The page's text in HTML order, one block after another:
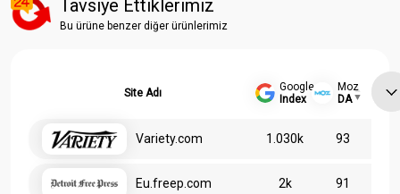
Tavsiye Ettiklerimiz
Bu ürüne benzer diğer ürünlerimiz
Site Adı
Google
Index
Moz
DA
Variety.com 1.030k 93
Eu.freep.com 2k 91